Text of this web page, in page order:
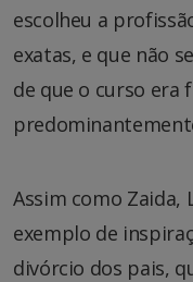
escolheu a
exatas, e que não
de que o curso era
Assim como Zaida,
exemplo de
divórcio dos pais,